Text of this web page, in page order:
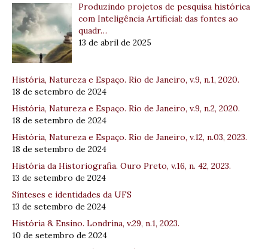
Produzindo projetos de pesquisa histórica
com Inteligência Artificial: das fontes ao
quadr…
13 de abril de 2025
História, Natureza e Espaço. Rio de Janeiro, v.9, n.1, 2020.
18 de setembro de 2024
História, Natureza e Espaço. Rio de Janeiro, v.9, n.2, 2020.
18 de setembro de 2024
História, Natureza e Espaço. Rio de Janeiro, v.12, n.03, 2023.
18 de setembro de 2024
História da Historiografia. Ouro Preto, v.16, n. 42, 2023.
13 de setembro de 2024
Sínteses e identidades da UFS
13 de setembro de 2024
História & Ensino. Londrina, v.29, n.1, 2023.
10 de setembro de 2024